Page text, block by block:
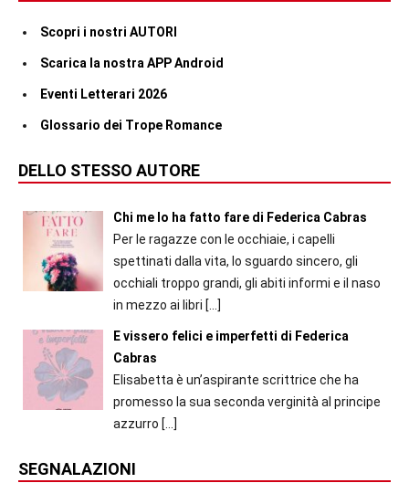
Scopri i nostri AUTORI
Scarica la nostra APP Android
Eventi Letterari 2026
Glossario dei Trope Romance
DELLO STESSO AUTORE
Chi me lo ha fatto fare di Federica Cabras
Per le ragazze con le occhiaie, i capelli
spettinati dalla vita, lo sguardo sincero, gli
occhiali troppo grandi, gli abiti informi e il naso
in mezzo ai libri […]
E vissero felici e imperfetti di Federica
Cabras
Elisabetta è un’aspirante scrittrice che ha
promesso la sua seconda verginità al principe
azzurro […]
SEGNALAZIONI